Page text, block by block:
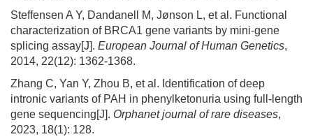
Steffensen A Y, Dandanell M, Jønson L, et al. Functional
characterization of BRCA1 gene variants by mini-gene
splicing assay[J]. European Journal of Human Genetics,
2014, 22(12): 1362-1368.
Zhang C, Yan Y, Zhou B, et al. Identification of deep
intronic variants of PAH in phenylketonuria using full-length
gene sequencing[J]. Orphanet journal of rare diseases,
2023, 18(1): 128.